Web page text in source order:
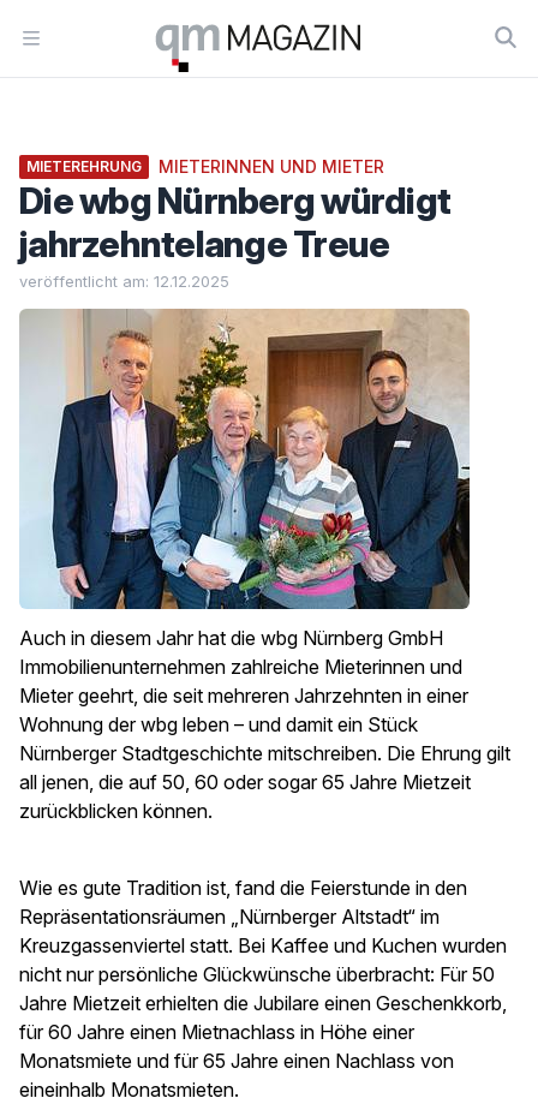
Open menu
Workflow
MIETEREHRUNG MIETERINNEN UND MIETER
Die wbg Nürnberg würdigt
jahrzehntelange Treue
veröffentlicht am: 12.12.2025
Auch in diesem Jahr hat die wbg Nürnberg GmbH
Immobilienunternehmen zahlreiche Mieterinnen und
Mieter geehrt, die seit mehreren Jahrzehnten in einer
Wohnung der wbg leben – und damit ein Stück
Nürnberger Stadtgeschichte mitschreiben. Die Ehrung gilt
all jenen, die auf 50, 60 oder sogar 65 Jahre Mietzeit
zurückblicken können.
Wie es gute Tradition ist, fand die Feierstunde in den
Repräsentationsräumen „Nürnberger Altstadt“ im
Kreuzgassenviertel statt. Bei Kaffee und Kuchen wurden
nicht nur persönliche Glückwünsche überbracht: Für 50
Jahre Mietzeit erhielten die Jubilare einen Geschenkkorb,
für 60 Jahre einen Mietnachlass in Höhe einer
Monatsmiete und für 65 Jahre einen Nachlass von
eineinhalb Monatsmieten.